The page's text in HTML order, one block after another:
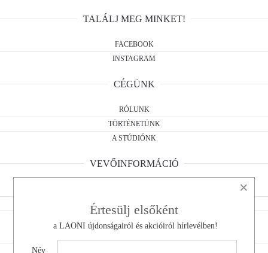
TALÁLJ MEG MINKET!
FACEBOOK
INSTAGRAM
CÉGÜNK
RÓLUNK
TÖRTÉNETÜNK
A STÚDIÓNK
VEVŐINFORMÁCIÓ
ELÁLLÁSI NYILATKOZAT
ADATKEZELÉS
KAPCSOLAT
×
Értesülj elsőként
a LAONI újdonságairól és akcióiról hírlevélben!
Név